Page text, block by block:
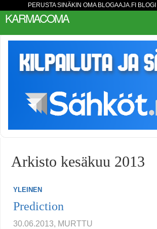
PERUSTA SINÄKIN OMA BLOGAAJA.FI
KARMACOMA
Arkisto kesäkuu 2013
YLEINEN
Prediction
30.06.2013, MURTTU